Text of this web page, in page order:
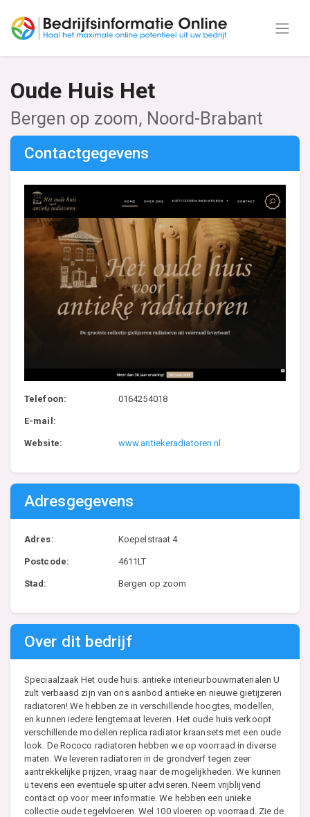
Oude Huis Het
Bergen op zoom, Noord-Brabant
Contactgegevens
Telefoon: 0164254018
E-mail:
Website: www.antiekeradiatoren.nl
Adresgegevens
Adres: Koepelstraat 4
Postcode: 4611LT
Stad: Bergen op zoom
Over dit bedrijf
Speciaalzaak Het oude huis: antieke interieurbouwmaterialen U
zult verbaasd zijn van ons aanbod antieke en nieuwe gietijzeren
radiatoren! We hebben ze in verschillende hoogtes, modellen,
en kunnen iedere lengtemaat leveren. Het oude huis verkoopt
verschillende modellen replica radiator kraansets met een oude
look. De Rococo radiatoren hebben we op voorraad in diverse
maten. We leveren radiatoren in de grondverf tegen zeer
aantrekkelijke prijzen, vraag naar de mogelijkheden. We kunnen
u tevens een eventuele spuiter adviseren. Neem vrijblijvend
contact op voor meer informatie. We hebben een unieke
collectie oude tegelvloeren. Wel 100 vloeren op voorraad. Zie de